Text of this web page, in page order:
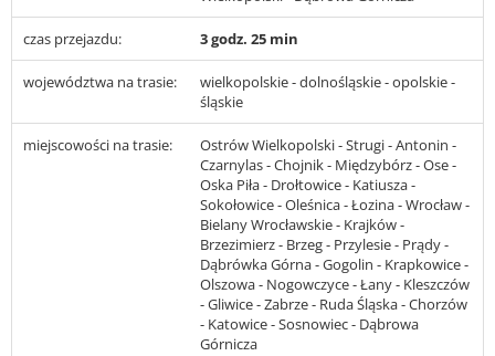
czas przejazdu: 3 godz. 25 min
województwa na trasie:
wielkopolskie - dolnośląskie - opolskie -
śląskie
miejscowości na trasie:
Ostrów Wielkopolski - Strugi - Antonin -
Czarnylas - Chojnik - Międzybórz - Ose -
Oska Piła - Drołtowice - Katiusza -
Sokołowice - Oleśnica - Łozina - Wrocław -
Bielany Wrocławskie - Krajków -
Brzezimierz - Brzeg - Przylesie - Prądy -
Dąbrówka Górna - Gogolin - Krapkowice -
Olszowa - Nogowczyce - Łany - Kleszczów
- Gliwice - Zabrze - Ruda Śląska - Chorzów
- Katowice - Sosnowiec - Dąbrowa
Górnicza